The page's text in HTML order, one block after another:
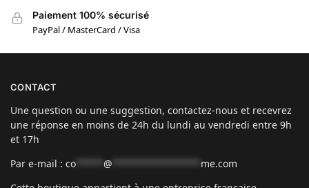
Paiement 100% sécurisé
PayPal / MasterCard / Visa
CONTACT
Une question ou une suggestion, contactez-nous et recevrez
une réponse en moins de 24h du lundi au vendredi entre 9h
et 17h
Par e-mail : co @
me.com